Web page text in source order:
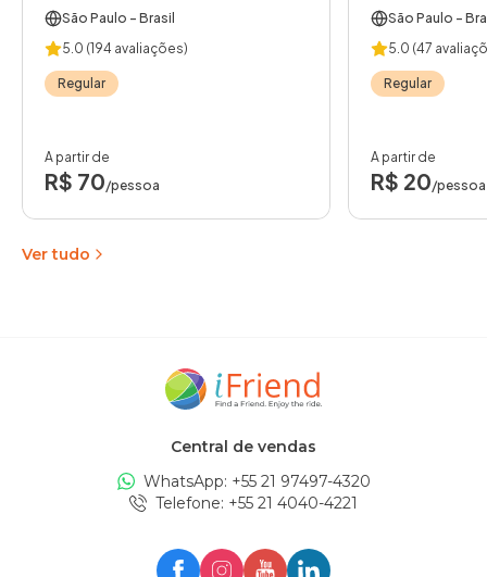
São Paulo - Brasil
5.0 (194 avaliações)
Regular
A partir de
R$ 70/pessoa
São Paulo -
5.0 (47
Regular
A partir de
R$ 20/pessoa
Ver tudo
Central de vendas
WhatsApp: +55 21 97497-4320
Telefone: +55 21 4040-4221